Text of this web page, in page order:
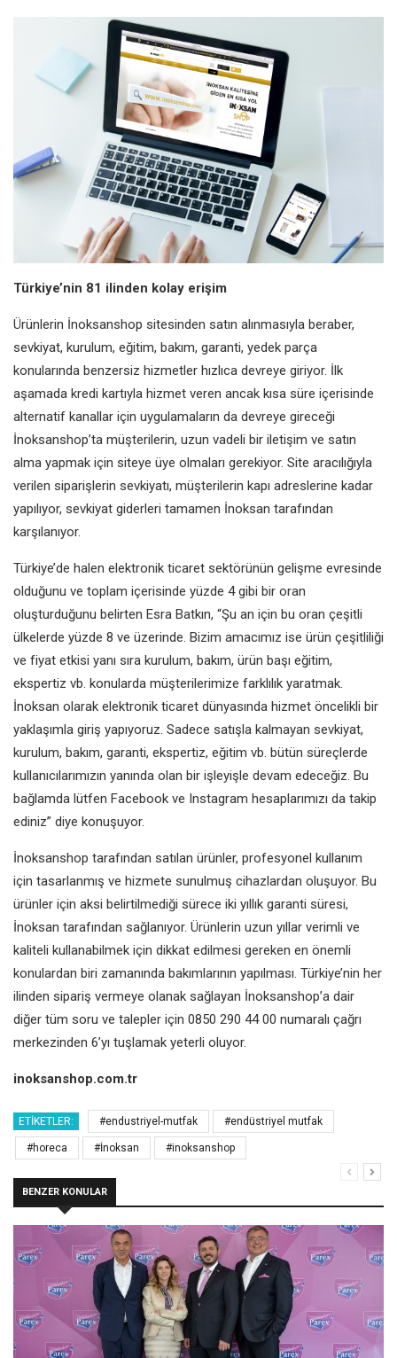
Türkiye’nin 81 ilinden kolay erişim
Ürünlerin İnoksanshop sitesinden satın alınmasıyla beraber,
sevkiyat, kurulum, eğitim, bakım, garanti, yedek parça
konularında benzersiz hizmetler hızlıca devreye giriyor. İlk
aşamada kredi kartıyla hizmet veren ancak kısa süre içerisinde
alternatif kanallar için uygulamaların da devreye gireceği
İnoksanshop’ta müşterilerin, uzun vadeli bir iletişim ve satın
alma yapmak için siteye üye olmaları gerekiyor. Site aracılığıyla
verilen siparişlerin sevkiyatı, müşterilerin kapı adreslerine kadar
yapılıyor, sevkiyat giderleri tamamen İnoksan tarafından
karşılanıyor.
Türkiye’de halen elektronik ticaret sektörünün gelişme evresinde
olduğunu ve toplam içerisinde yüzde 4 gibi bir oran
oluşturduğunu belirten Esra Batkın, “Şu an için bu oran çeşitli
ülkelerde yüzde 8 ve üzerinde. Bizim amacımız ise ürün çeşitliliği
ve fiyat etkisi yanı sıra kurulum, bakım, ürün başı eğitim,
ekspertiz vb. konularda müşterilerimize farklılık yaratmak.
İnoksan olarak elektronik ticaret dünyasında hizmet öncelikli bir
yaklaşımla giriş yapıyoruz. Sadece satışla kalmayan sevkiyat,
kurulum, bakım, garanti, ekspertiz, eğitim vb. bütün süreçlerde
kullanıcılarımızın yanında olan bir işleyişle devam edeceğiz. Bu
bağlamda lütfen Facebook ve Instagram hesaplarımızı da takip
ediniz” diye konuşuyor.
İnoksanshop tarafından satılan ürünler, profesyonel kullanım
için tasarlanmış ve hizmete sunulmuş cihazlardan oluşuyor. Bu
ürünler için aksi belirtilmediği sürece iki yıllık garanti süresi,
İnoksan tarafından sağlanıyor. Ürünlerin uzun yıllar verimli ve
kaliteli kullanabilmek için dikkat edilmesi gereken en önemli
konulardan biri zamanında bakımlarının yapılması. Türkiye’nin her
ilinden sipariş vermeye olanak sağlayan İnoksanshop’a dair
diğer tüm soru ve talepler için 0850 290 44 00 numaralı çağrı
merkezinden 6’yı tuşlamak yeterli oluyor.
inoksanshop.com.tr
ETIKETLER: #endustriyel-mutfak #endüstriyel mutfak
#horeca #İnoksan #inoksanshop
BENZER KONULAR